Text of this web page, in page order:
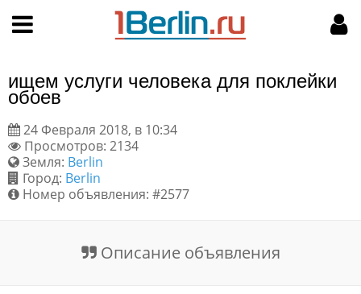
Поиск
Пользовательское соглашение
Правила доски объявлений
Текстовая реклама
МОЙ АККАУНТ
Мои объявления
ищем услуги человека для поклейки
обоев
24 Февраля 2018, в 10:34
Просмотров: 2134
Земля: Berlin
Город: Berlin
Номер объявления: #2577
Описание объявления